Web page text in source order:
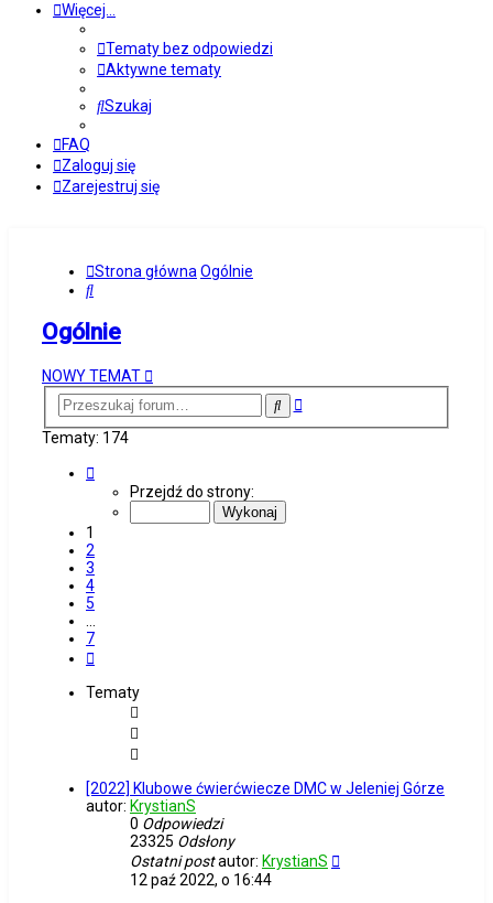
Więcej…
Tematy bez odpowiedzi
Aktywne tematy
Szukaj
FAQ
Zaloguj się
Zarejestruj się
Strona główna Ogólnie
Szukaj
Ogólnie
NOWY TEMAT
SzukajWyszukiwanie
Tematy: 174
Przejdź do strony:
1
2
3
4
5
…
7
Tematy
[2022] Klubowe ćwierćwiecze DMC w Jeleniej Górze
autor: KrystianS
0 Odpowiedzi
23325 Odsłony
Ostatni postautor: KrystianS
12 paź 2022, o 16:44